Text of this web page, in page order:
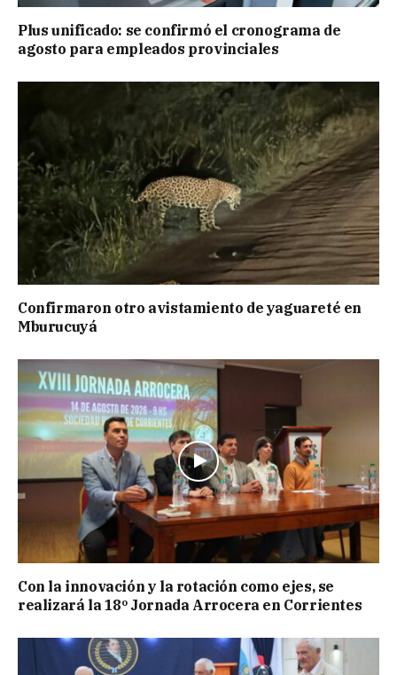
Plus unificado: se confirmó el cronograma de
agosto para empleados provinciales
Confirmaron otro avistamiento de yaguareté en
Mburucuyá
Con la innovación y la rotación como ejes, se
realizará la 18º Jornada Arrocera en Corrientes